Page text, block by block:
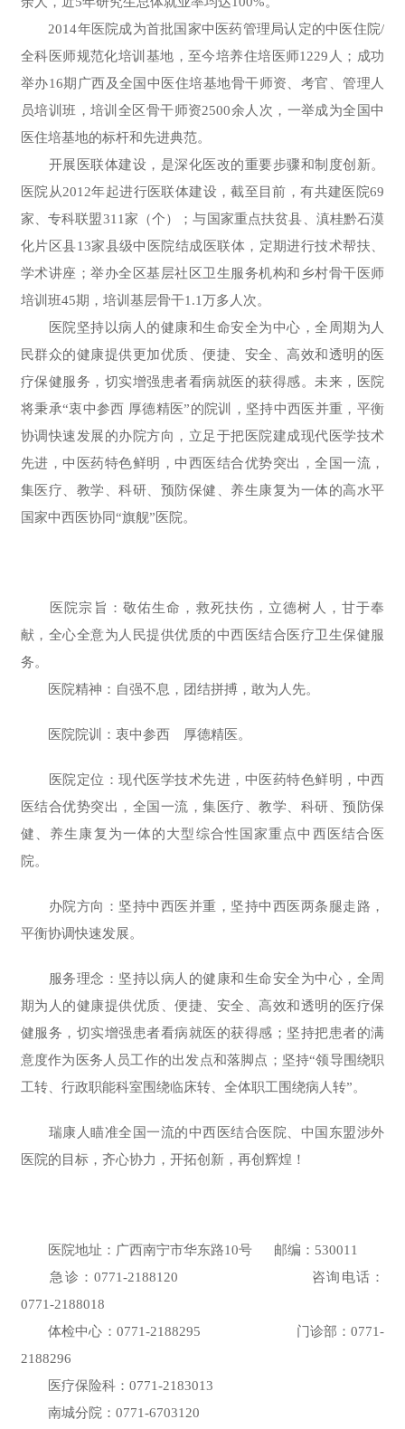
2014年医院成为首批国家中医药管理局认定的中医住院/
全科医师规范化培训基地，至今培养住培医师1229人；成功
举办16期广西及全国中医住培基地骨干师资、考官、管理人
员培训班，培训全区骨干师资2500余人次，一举成为全国中
医住培基地的标杆和先进典范。
开展医联体建设，是深化医改的重要步骤和制度创新。
医院从2012年起进行医联体建设，截至目前，有共建医院69
家、专科联盟311家（个）；与国家重点扶贫县、滇桂黔石漠
化片区县13家县级中医院结成医联体，定期进行技术帮扶、
学术讲座；举办全区基层社区卫生服务机构和乡村骨干医师
培训班45期，培训基层骨干1.1万多人次。
医院坚持以病人的健康和生命安全为中心，全周期为人
民群众的健康提供更加优质、便捷、安全、高效和透明的医
疗保健服务，切实增强患者看病就医的获得感。未来，医院
将秉承“衷中参西 厚德精医”的院训，坚持中西医并重，平衡
协调快速发展的办院方向，立足于把医院建成现代医学技术
先进，中医药特色鲜明，中西医结合优势突出，全国一流，
集医疗、教学、科研、预防保健、养生康复为一体的高水平
国家中西医协同“旗舰”医院。
医院宗旨：敬佑生命，救死扶伤，立德树人，甘于奉
献，全心全意为人民提供优质的中西医结合医疗卫生保健服
务。
医院精神：自强不息，团结拼搏，敢为人先。
医院院训：衷中参西 厚德精医。
医院定位：现代医学技术先进，中医药特色鲜明，中西
医结合优势突出，全国一流，集医疗、教学、科研、预防保
健、养生康复为一体的大型综合性国家重点中西医结合医
院。
办院方向：坚持中西医并重，坚持中西医两条腿走路，
平衡协调快速发展。
服务理念：坚持以病人的健康和生命安全为中心，全周
期为人的健康提供优质、便捷、安全、高效和透明的医疗保
健服务，切实增强患者看病就医的获得感；坚持把患者的满
意度作为医务人员工作的出发点和落脚点；坚持“领导围绕职
工转、行政职能科室围绕临床转、全体职工围绕病人转”。
瑞康人瞄准全国一流的中西医结合医院、中国东盟涉外
医院的目标，齐心协力，开拓创新，再创辉煌！
医院地址：广西南宁市华东路10号 邮编：530011
急诊：0771-2188120 咨询电话：
0771-2188018
体检中心：0771-2188295 门诊部：0771-
2188296
医疗保险科：0771-2183013
南城分院：0771-6703120